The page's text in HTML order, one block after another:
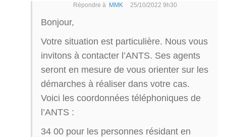
Répondre à MMK 25/10/2022 9h30
Bonjour,
Votre situation est particulière. Nous vous
invitons à contacter l’ANTS. Ses agents
seront en mesure de vous orienter sur les
démarches à réaliser dans votre cas.
Voici les coordonnées téléphoniques de
l’ANTS :
34 00 pour les personnes résidant en